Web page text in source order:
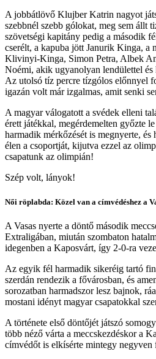
A jobbátlövő Klujber Katrin nagyot
szebbnél szebb gólokat, meg sem
szövetségi kapitány pedig a második
cserélt, a kapuba jött Janurik Kinga, a
Klivinyi-Kinga, Simon Petra, Albek
Noémi, akik ugyanolyan lendülettel
Az utolsó tíz percre tízgólos előnnyel
igazán volt már izgalmas, amit senki
A magyar válogatott a svédek elleni
érett játékkal, megérdemelten győzte
harmadik mérkőzését is megnyerte, és
élen a csoportját, kijutva ezzel az
csapatunk az olimpián!
Szép volt, lányok!
Női röplabda: Közel van a címvédéshez a
A Vasas nyerte a döntő második
Extraligában, miután szombaton
idegenben a Kaposvárt, így 2-0-ra
Az egyik fél harmadik sikeréig tartó
szerdán rendezik a fővárosban, és
sorozatban harmadszor lesz bajnok,
mostani idényt magyar csapatokkal
A története első döntőjét játszó
több néző várta a meccskezdéskor a
címvédőt is elkísérte mintegy negyven